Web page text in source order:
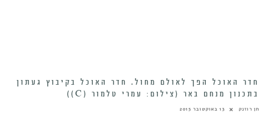
חדר האוכל הפך לאולם מחול. חדר האוכל בקיבוץ געתון
בתכנון מנחם באר (צילום: עמרי טלמור (C))
חן רוזנק 13 באוקטובר 2015